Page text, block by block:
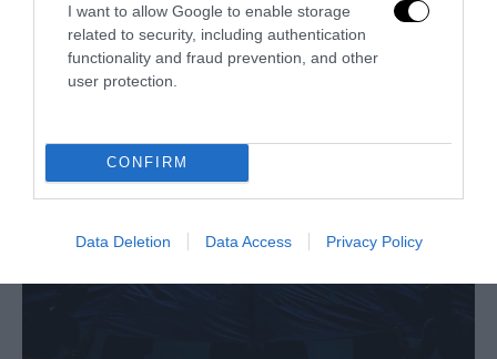
I want to allow Google to enable storage
related to security, including authentication
functionality and fraud prevention, and other
user protection.
CONFIRM
Data Deletion Data Access Privacy Policy
Bonaccini e il mito delle barricate di Parma: quando
l’antifascismo copia il fascismo
6 Agosto 2026